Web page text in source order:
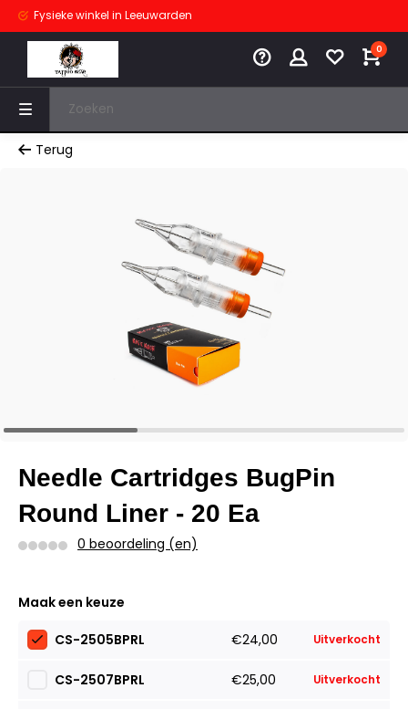
Fysieke winkel in Leeuwarden
0
Terug
Needle Cartridges BugPin
Round Liner - 20 Ea
0 beoordeling (en)
Maak een keuze
CS-2505BPRL €24,00 Uitverkocht
CS-2507BPRL €25,00 Uitverkocht